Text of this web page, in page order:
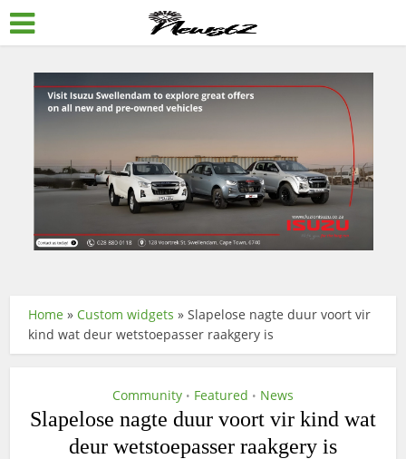
Home » Custom widgets »Slapelose nagte duur voort vir
kind wat deur wetstoepasser raakgery is
Community • Featured • News
Slapelose nagte duur voort vir kind wat
deur wetstoepasser raakgery is